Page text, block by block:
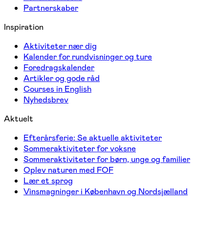
Partnerskaber
Inspiration
Aktiviteter nær dig
Kalender for rundvisninger og ture
Foredragskalender
Artikler og gode råd
Courses in English
Nyhedsbrev
Aktuelt
Efterårsferie: Se aktuelle aktiviteter
Sommeraktiviteter for voksne
Sommeraktiviteter for børn, unge og familier
Oplev naturen med FOF
Lær et sprog
Vinsmagninger i København og Nordsjælland